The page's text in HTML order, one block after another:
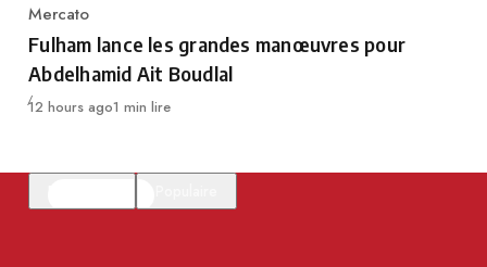
Category
Mercato
Fulham lance les grandes manœuvres pour
Abdelhamid Ait Boudlal
Publié
12 hours ago1 min lire